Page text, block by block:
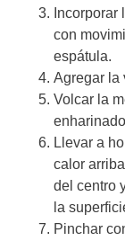
con
espátula.
Agregar la
Volcar la
Llevar a
calor
del centro
la
Pinchar